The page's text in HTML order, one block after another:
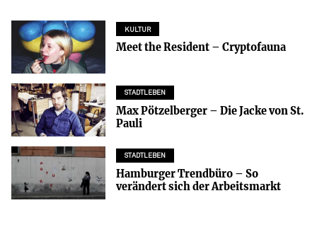
KULTUR
Meet the Resident – Cryptofauna
STADTLEBEN
Max Pötzelberger – Die Jacke von St.
Pauli
STADTLEBEN
Hamburger Trendbüro – So
verändert sich der Arbeitsmarkt